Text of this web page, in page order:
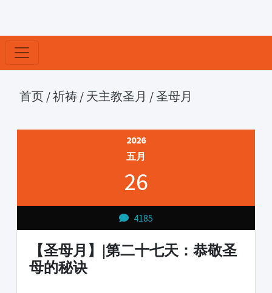
首页 /祈祷 / 天主教圣月 /圣母月
2026
五月
26
4185
【圣母月】|第二十七天：恭敬圣
母的秘诀